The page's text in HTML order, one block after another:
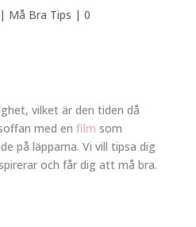
| Må Bra Tips | 0
vilket är den tiden då
med en film som
på läpparna. Vi vill tipsa dig
och får dig att må bra.